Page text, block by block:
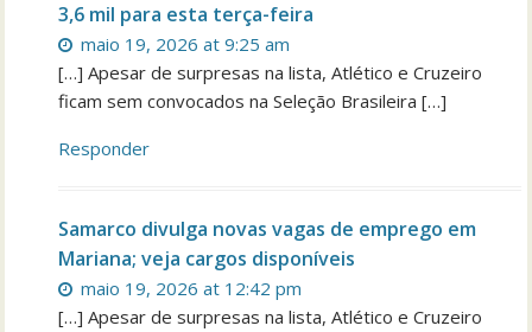
3,6 mil para esta terça-feira
maio 19, 2026 at 9:25 am
[…] Apesar de surpresas na lista, Atlético e Cruzeiro
ficam sem convocados na Seleção Brasileira […]
Responder
Samarco divulga novas vagas de emprego em
Mariana; veja cargos disponíveis
maio 19, 2026 at 12:42 pm
[…] Apesar de surpresas na lista, Atlético e Cruzeiro